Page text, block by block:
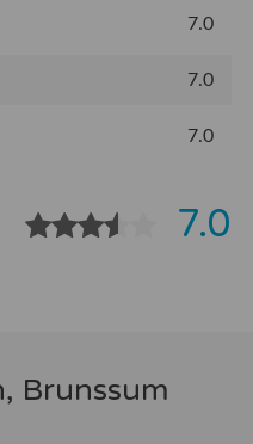
7.0
7.0
7.0
7.0
Brunssum